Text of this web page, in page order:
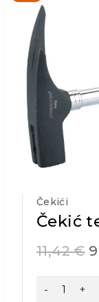
Čekići
Čekić
11,42€
Čekić